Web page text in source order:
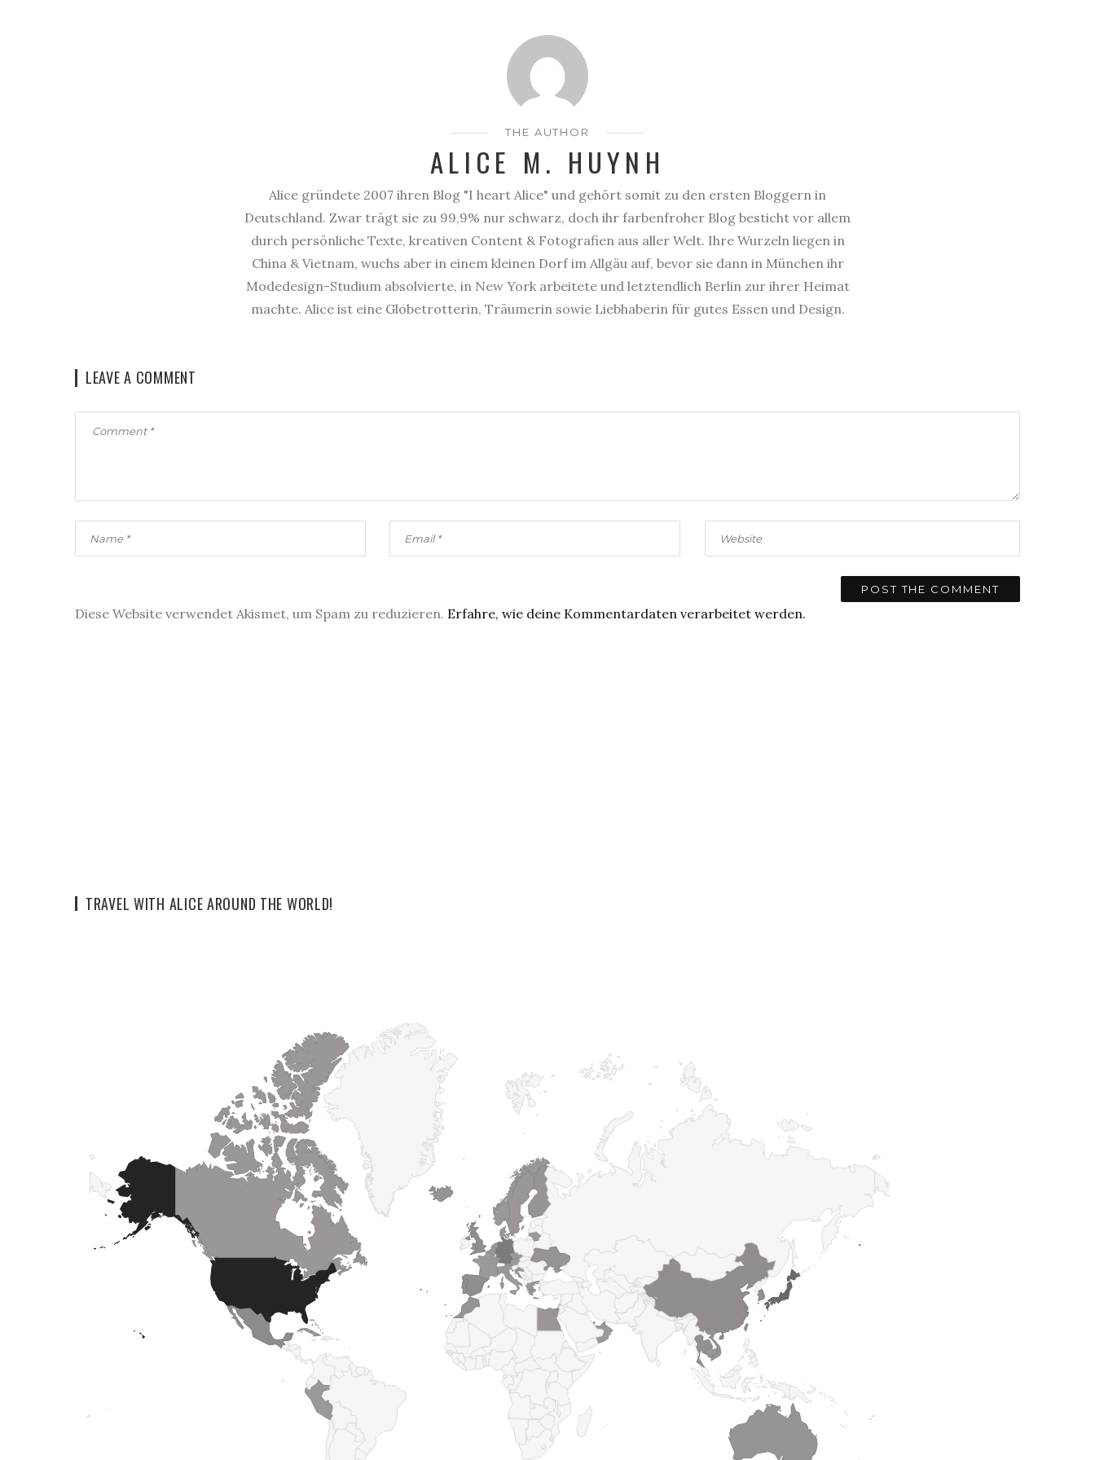
THE AUTHOR
ALICE M. HUYNH
Alice gründete 2007 ihren Blog "I heart Alice" und gehört somit zu den ersten Bloggern in
Deutschland. Zwar trägt sie zu 99,9% nur schwarz, doch ihr farbenfroher Blog besticht vor allem
durch persönliche Texte, kreativen Content & Fotografien aus aller Welt. Ihre Wurzeln liegen in
China & Vietnam, wuchs aber in einem kleinen Dorf im Allgäu auf, bevor sie dann in München ihr
Modedesign-Studium absolvierte, in New York arbeitete und letztendlich Berlin zur ihrer Heimat
machte. Alice ist eine Globetrotterin, Träumerin sowie Liebhaberin für gutes Essen und Design.
LEAVE A COMMENT
Diese Website verwendet Akismet, um Spam zu reduzieren. Erfahre, wie deine Kommentardaten verarbeitet werden.
TRAVEL WITH ALICE AROUND THE WORLD!